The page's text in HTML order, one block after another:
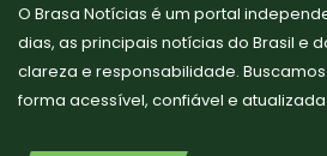
O Brasa Notícias é um portal
dias, as principais notícias do Brasil e
clareza e responsabilidade.
forma acessível, confiável e atualizada.